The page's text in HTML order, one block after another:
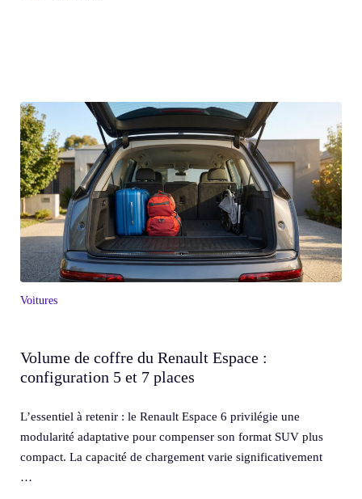
Voitures
Volume de coffre du Renault Espace :
configuration 5 et 7 places
L’essentiel à retenir : le Renault Espace 6 privilégie une
modularité adaptative pour compenser son format SUV plus
compact. La capacité de chargement varie significativement
…